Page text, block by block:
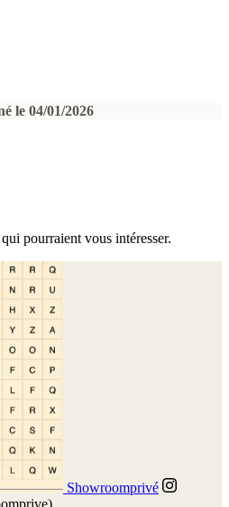
le 04/01/2026
pourraient vous intéresser.
Showroomprivé